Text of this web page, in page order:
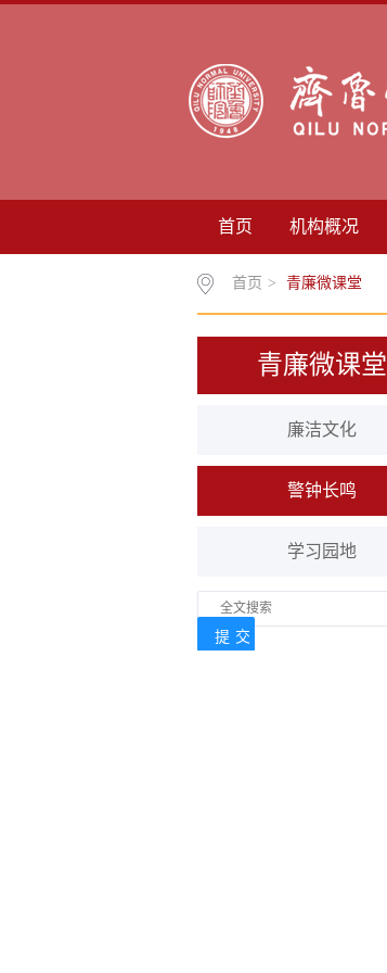
首页 机构概况
首页 > 青廉微课堂
青廉微课堂
廉洁文化
警钟长鸣
学习园地